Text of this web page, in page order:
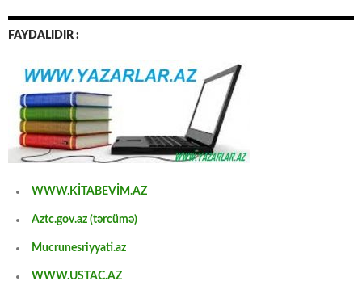
FAYDALIDIR :
WWW.KİTABEVİM.AZ
Aztc.gov.az (tərcümə)
Mucrunesriyyati.az
WWW.USTAC.AZ